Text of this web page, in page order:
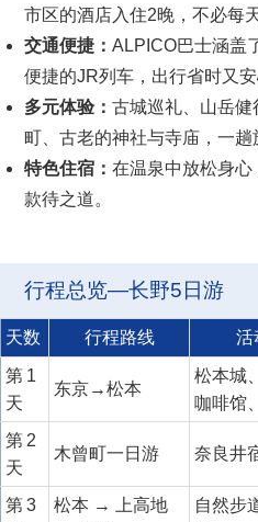
市区的酒店入住2晚，不必每
交通便捷：ALPICO巴士涵盖
便捷的JR列车，出行省时又安
多元体验：古城巡礼、山岳
町、古老的神社与寺庙，一趟
特色住宿：在温泉中放松身心
款待之道。
行程总览—长野5日游
天数 行程路线 活
第 1
天
东京→松本
松本城
咖啡馆
第 2
天
木曾町一日游 奈良井
第 3
松本 → 上高地
自然步